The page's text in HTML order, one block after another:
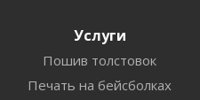
Услуги
Пошив толстовок
Печать на бейсболках